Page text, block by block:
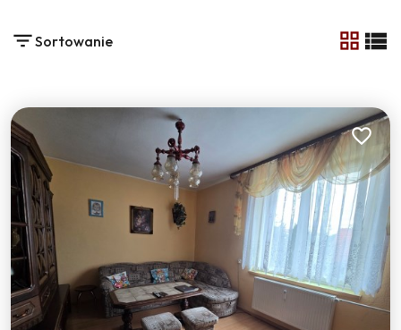
Sortowanie
tabela
Dodaj